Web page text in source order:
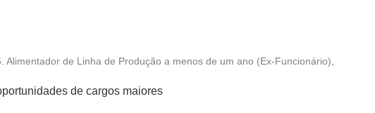
Alimentador de Linha de Produção a menos de um ano (Ex-Funcionário),
de cargos maiores